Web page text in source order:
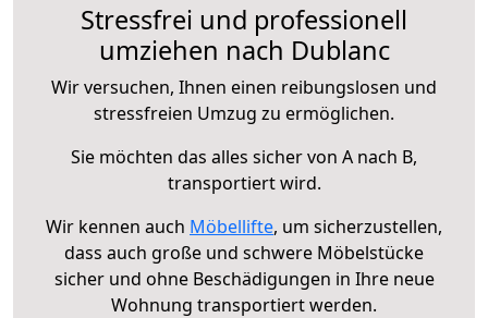
Stressfrei und professionell
umziehen nach Dublanc
Wir versuchen, Ihnen einen reibungslosen und
stressfreien Umzug zu ermöglichen.
Sie möchten das alles sicher von A nach B,
transportiert wird.
Wir kennen auch Möbellifte, um sicherzustellen,
dass auch große und schwere Möbelstücke
sicher und ohne Beschädigungen in Ihre neue
Wohnung transportiert werden.